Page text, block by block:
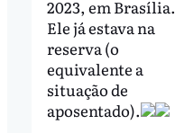
2023, em Brasília.
Ele já estava na
reserva (o
equivalente a
situação de
aposentado).